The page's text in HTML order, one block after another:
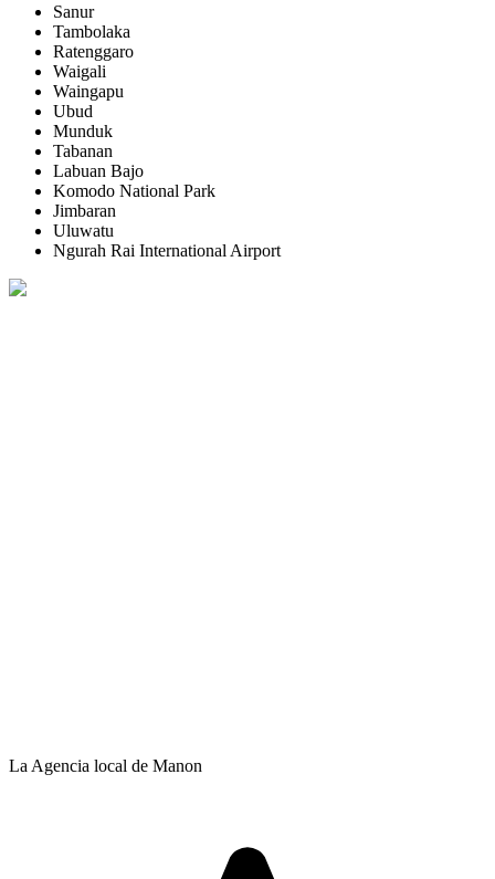
Sanur
Tambolaka
Ratenggaro
Waigali
Waingapu
Ubud
Munduk
Tabanan
Labuan Bajo
Komodo National Park
Jimbaran
Uluwatu
Ngurah Rai International Airport
La Agencia local de Manon